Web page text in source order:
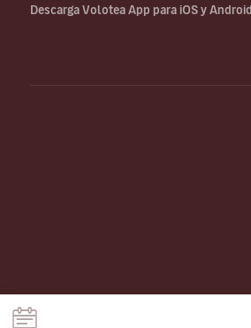
Descarga Volotea App para iOS y Android